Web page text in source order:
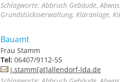
Schlagworte: Abbruch Gebäude,
Grundstücksverwaltung, Kläranlage,
Bauamt
Frau Stamm
Tel: 06407/9112-55
j.stamm[at]allendorf-lda.de